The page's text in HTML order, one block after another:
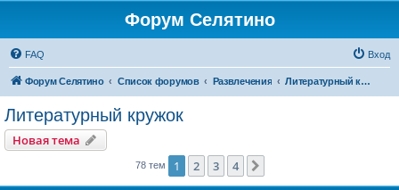
Форум Селятино
FAQ Вход
Форум Селятино Список форумов Развлечения Литературный кружок
Литературный кружок
Новая тема
78 тем 1 2 3 4